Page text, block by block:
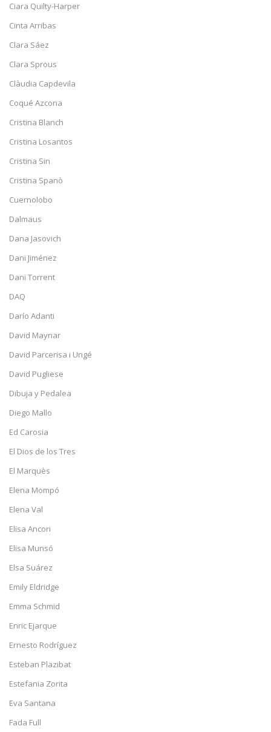
Ciara Quilty-Harper
Cinta Arribas
Clara Sáez
Clara Sprous
Clàudia Capdevila
Coqué Azcona
Cristina Blanch
Cristina Losantos
Cristina Sin
Cristina Spanò
Cuernolobo
Dalmaus
Dana Jasovich
Dani Jiménez
Dani Torrent
DAQ
Darío Adanti
David Maynar
David Parcerisa i Ungé
David Pugliese
Dibuja y Pedalea
Diego Mallo
Ed Carosia
El Dios de los Tres
El Marquès
Elena Mompó
Elena Val
Elisa Ancori
Elisa Munsó
Elsa Suárez
Emily Eldridge
Emma Schmid
Enric Ejarque
Ernesto Rodríguez
Esteban Plazibat
Estefania Zorita
Eva Santana
Fada Full